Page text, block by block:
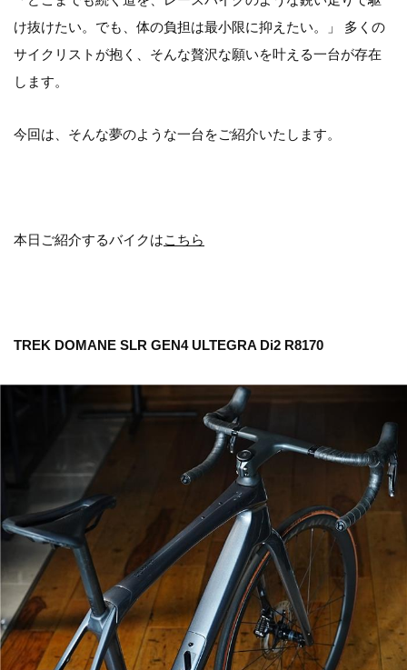
け抜けたい。でも、体の負担は最小限に抑えたい。」 多くの
サイクリストが抱く、そんな贅沢な願いを叶える一台が存在
します。
今回は、そんな夢のような一台をご紹介いたします。
本日ご紹介するバイクはこちら
TREK DOMANE SLR GEN4 ULTEGRA Di2 R8170